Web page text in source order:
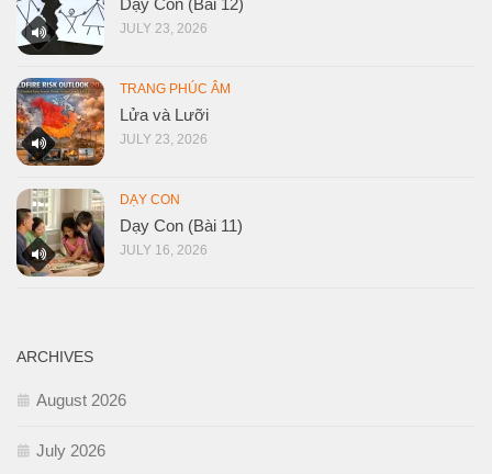
Dạy Con (Bài 12)
JULY 23, 2026
TRANG PHÚC ÂM
Lửa và Lưỡi
JULY 23, 2026
DẠY CON
Dạy Con (Bài 11)
JULY 16, 2026
ARCHIVES
August 2026
July 2026